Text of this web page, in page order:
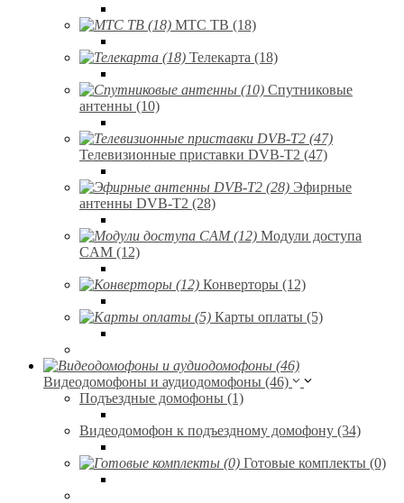
МТС ТВ (18)
Телекарта (18)
Спутниковые
антенны (10)
Телевизионные приставки DVB-T2 (47)
Эфирные
антенны DVB-T2 (28)
Модули доступа
CAM (12)
Конверторы (12)
Карты оплаты (5)
Видеодомофоны и аудиодомофоны (46)
Подъездные домофоны (1)
Видеодомофон к подъездному домофону (34)
Готовые комплекты (0)